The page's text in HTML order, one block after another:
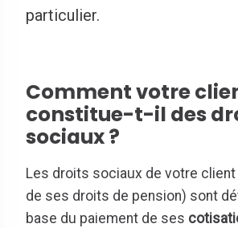
particulier.
Comment votre
constitue-t-il des
sociaux ?
Les droits sociaux de votre client
de ses droits de pension) sont
base du paiement de ses